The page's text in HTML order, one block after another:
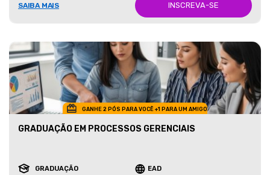
SAIBA MAIS INSCREVA-SE
GANHE 2 PÓS PARA VOCÊ +1 PARA UM AMIGO
GRADUAÇÃO EM PROCESSOS GERENCIAIS
GRADUAÇÃO EAD